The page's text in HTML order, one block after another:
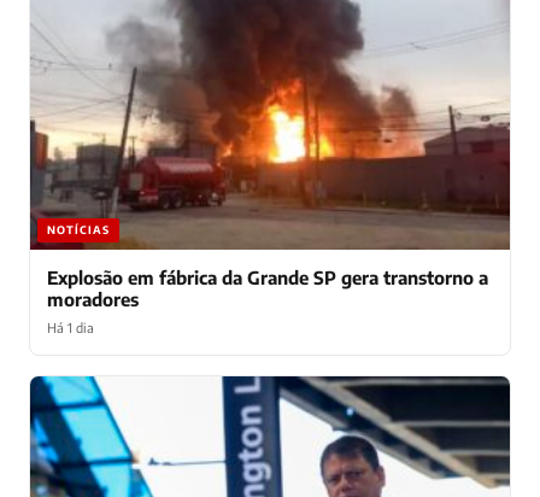
NOTÍCIAS
Explosão em fábrica da Grande SP gera transtorno a
moradores
Há 1 dia